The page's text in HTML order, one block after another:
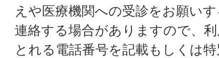
えや医療機関への受診をお願い
連絡する場合がありますので、
とれる電話番号を記載もしくは